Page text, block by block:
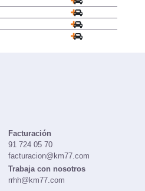
Facturación
91 724 05 70
facturacion@km77.com
Trabaja con nosotros
rrhh@km77.com